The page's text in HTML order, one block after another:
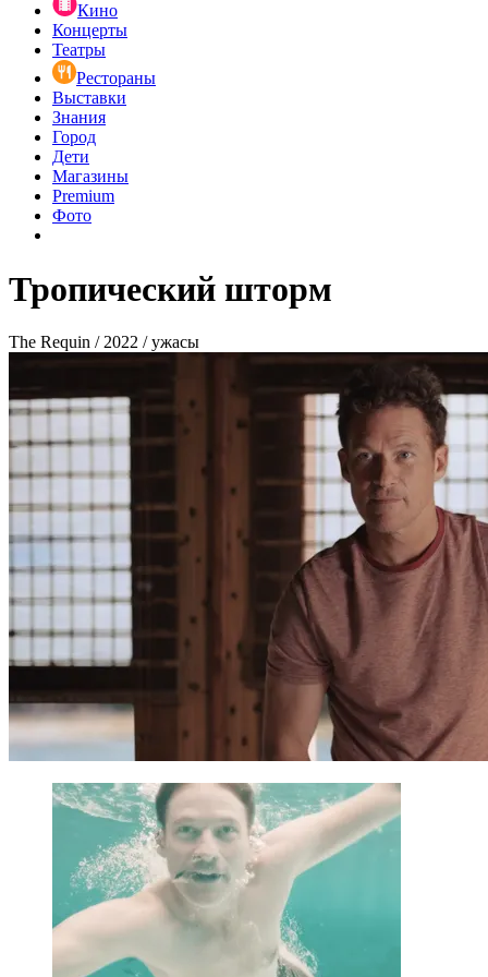
Кино
Концерты
Театры
Рестораны
Выставки
Знания
Город
Дети
Магазины
Premium
Фото
Тропический шторм
The Requin / 2022 / ужасы